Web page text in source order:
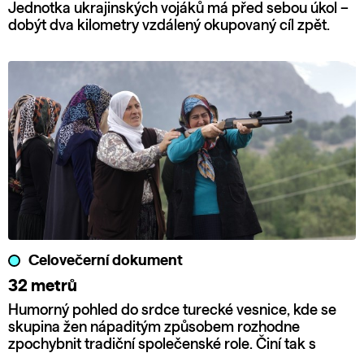
Jednotka ukrajinských vojáků má před sebou úkol –
dobýt dva kilometry vzdálený okupovaný cíl zpět.
Celovečerní dokument
32 metrů
Humorný pohled do srdce turecké vesnice, kde se
skupina žen nápaditým způsobem rozhodne
zpochybnit tradiční společenské role. Činí tak s